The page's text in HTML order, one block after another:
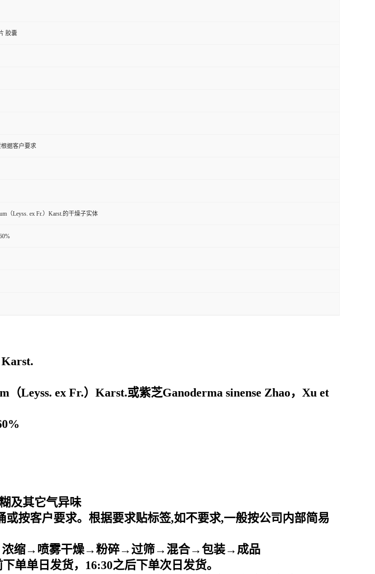
胶囊
据客户要求
（Leyss. ex Fr.）Karst.的干燥子实体
Karst.
Leyss. ex Fr.）Karst.或紫芝Ganoderma sinense Zhao，Xu et
及其它气异味
或按客户要求。根据要求贴标签,如不要求,一般按公司内部简易
缩→喷雾干燥→粉碎→过筛→混合→包装→成品
下单单日发货，16:30之后下单次日发货。